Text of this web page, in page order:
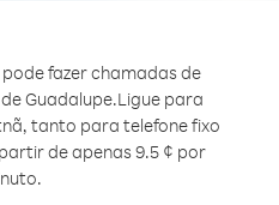
fazer chamadas de
Guadalupe.Ligue para
tanto para telefone fixo
de apenas 9.5 ¢ por